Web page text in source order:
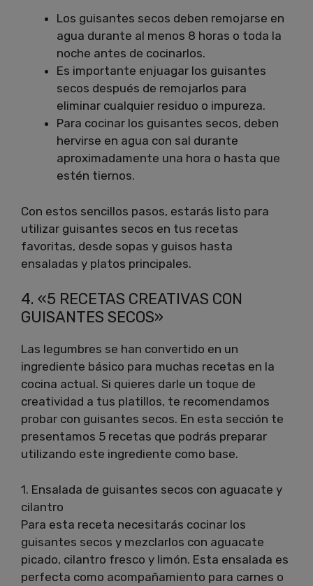
Los guisantes secos deben remojarse en
agua durante al menos 8 horas o toda la
noche antes de cocinarlos.
Es importante enjuagar los guisantes
secos después de remojarlos para
eliminar cualquier residuo o impureza.
Para cocinar los guisantes secos, deben
hervirse en agua con sal durante
aproximadamente una hora o hasta que
estén tiernos.
Con estos sencillos pasos, estarás listo para
utilizar guisantes secos en tus recetas
favoritas, desde sopas y guisos hasta
ensaladas y platos principales.
4. «5 RECETAS CREATIVAS CON
GUISANTES SECOS»
Las legumbres se han convertido en un
ingrediente básico para muchas recetas en la
cocina actual. Si quieres darle un toque de
creatividad a tus platillos, te recomendamos
probar con guisantes secos. En esta sección te
presentamos 5 recetas que podrás preparar
utilizando este ingrediente como base.
1. Ensalada de guisantes secos con aguacate y
cilantro
Para esta receta necesitarás cocinar los
guisantes secos y mezclarlos con aguacate
picado, cilantro fresco y limón. Esta ensalada es
perfecta como acompañamiento para carnes o